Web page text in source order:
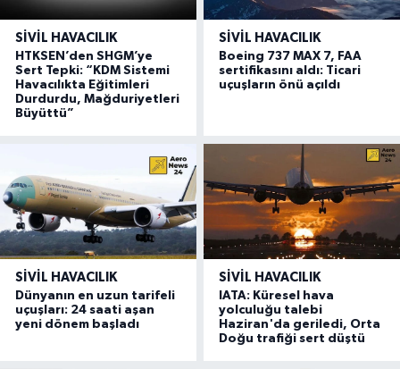
SIVIL HAVACILIK
HTKSEN’den SHGM’ye
Sert Tepki: “KDM Sistemi
Havacılıkta Eğitimleri
Durdurdu, Mağduriyetleri
Büyüttü”
SIVIL HAVACILIK
Boeing 737 MAX 7, FAA
sertifikasını aldı: Ticari
uçuşların önü açıldı
SIVIL HAVACILIK
Dünyanın en uzun tarifeli
uçuşları: 24 saati aşan
yeni dönem başladı
SIVIL HAVACILIK
IATA: Küresel hava
yolculuğu talebi
Haziran'da geriledi, Orta
Doğu trafiği sert düştü